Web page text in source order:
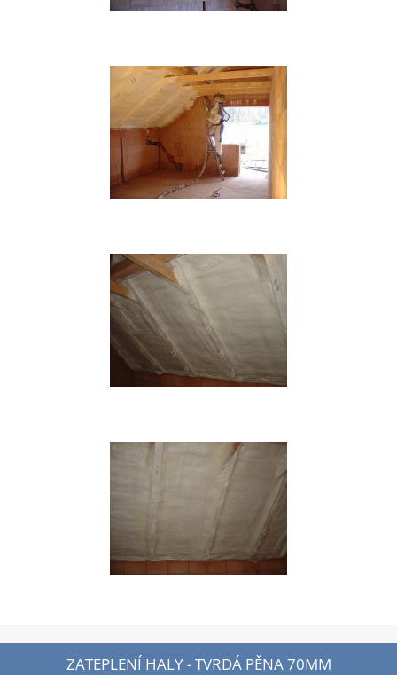
ZATEPLENÍ HALY - TVRDÁ PĚNA 70MM